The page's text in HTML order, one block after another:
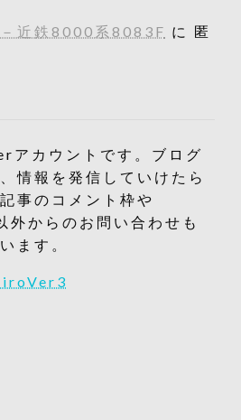
－近鉄8000系8083F に 匿
カウントです。ブログ
情報を発信していけたら
事のコメント枠や
外からのお問い合わせも
ます。